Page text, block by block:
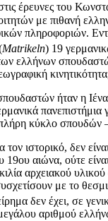
έρευνες του
με πιθανή
πληροφοριών.
Matrikeln) 19
ελλήνων
ήταν η
κύκλο
ιστορικό, δεν
αιώνα, ούτε
αρχειακού
με το
δεν έχει, σε
αριθμού